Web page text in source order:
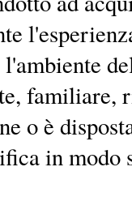
familiare,
o è
in modo